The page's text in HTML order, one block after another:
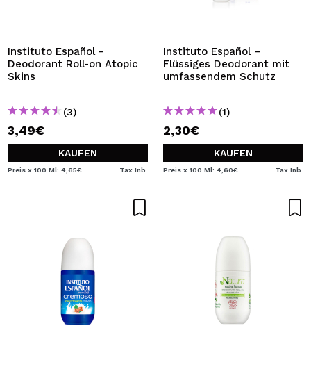
Instituto Español -
Deodorant Roll-on Atopic
Skins
(3)
3,49€
KAUFEN
Preis x 100 Ml: 4,65€ Tax Inb.
Instituto Español –
Flüssiges Deodorant mit
umfassendem Schutz
(1)
2,30€
KAUFEN
Preis x 100 Ml: 4,60€ Tax Inb.